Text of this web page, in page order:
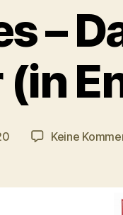
–
Keine